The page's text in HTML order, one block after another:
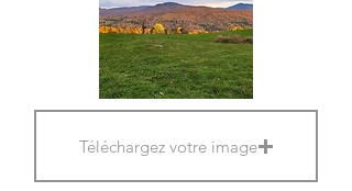
Téléchargez votre image